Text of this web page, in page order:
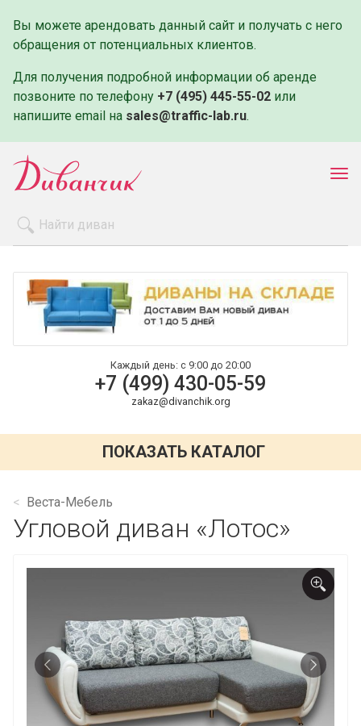
Вы можете арендовать данный сайт и получать с него
обращения от потенциальных клиентов.
Для получения подробной информации об аренде
позвоните по телефону +7 (495) 445-55-02 или
напишите email на sales@traffic-lab.ru.
Оплата и доставка
Контакты
Каждый день: с 9:00 до 20:00
+7 (499) 430-05-59
zakaz@divanchik.org
ПОКАЗАТЬ КАТАЛОГ
Веста-Мебель
Угловой диван «Лотос»